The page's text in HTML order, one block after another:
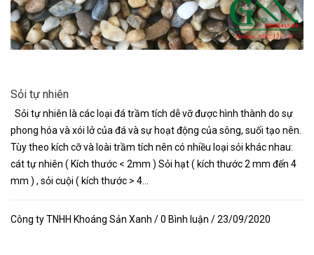
Sỏi tự nhiên
Sỏi tự nhiên là các loại đá trầm tích dễ vỡ được hình thành do sự
phong hóa và xói lở của đá và sự hoạt động của sông, suối tạo nên.
Tùy theo kích cỡ và loài trầm tích nên có nhiều loại sỏi khác nhau:
cát tự nhiên ( Kích thước < 2mm ) Sỏi hạt ( kích thước 2 mm đến 4
mm ) , sỏi cuội ( kích thước > 4...
Công ty TNHH Khoáng Sản Xanh / 0 Bình luận / 23/09/2020